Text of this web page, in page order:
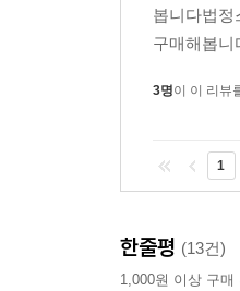
봅니다법
구매해봅
3명이 이 리뷰
1
한줄평 (13건)
1,000원 이상 구매